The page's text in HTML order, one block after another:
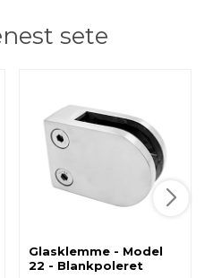
sete
Glasklemme - Model
22 - Blankpoleret